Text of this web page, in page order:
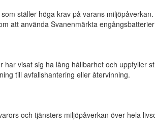
ställer höga krav på varans
att använda Svanenmärkta
visat sig ha lång hållbarhet och uppfyller
till avfallshantering eller återvinning.
och tjänsters miljöpåverkan över hela